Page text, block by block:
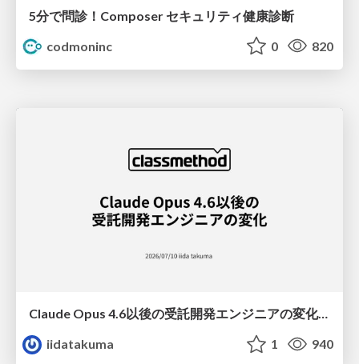
5分で問診！Composer セキュリティ健康診断
codmoninc
0 820
Claude Opus 4.6以後の受託開発エンジニアの変化(Claude Code開発ノウハウ大公開スペシャルbyクラスメソッド)
iidatakuma
1 940